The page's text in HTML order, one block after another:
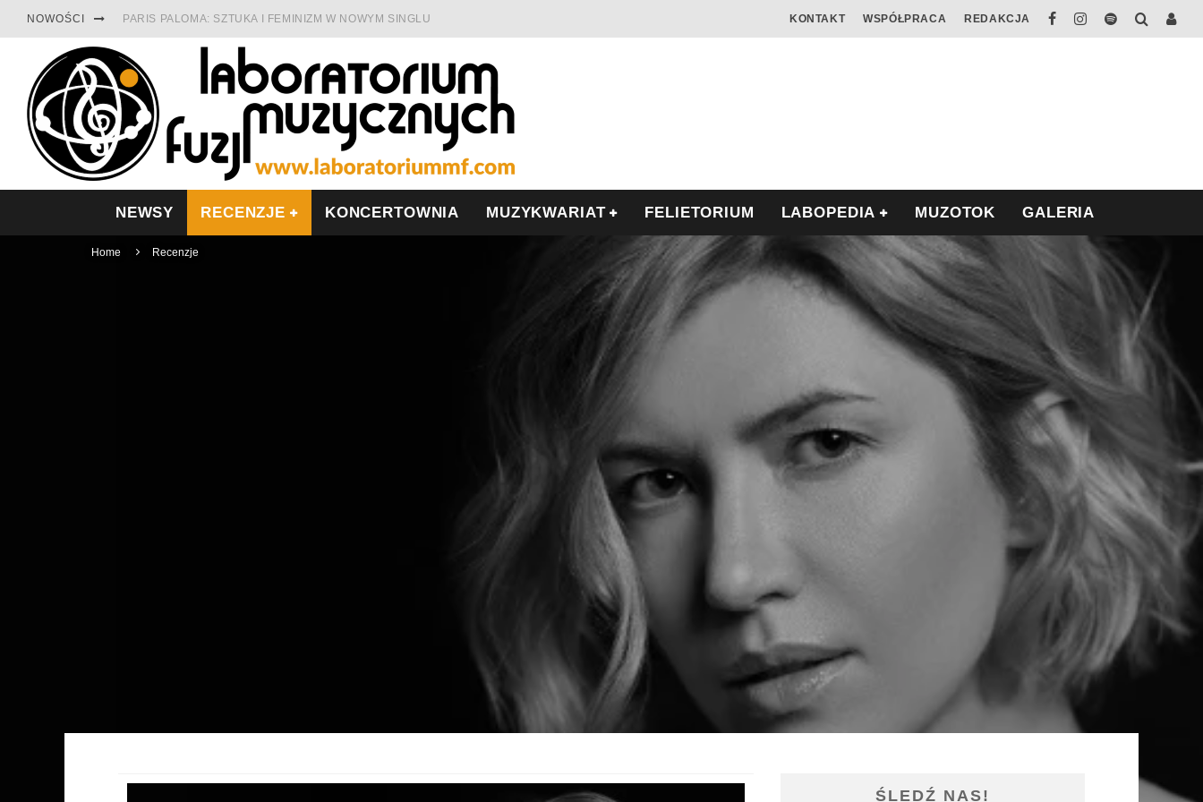
NOWOŚCI PARIS PALOMA: SZTUKA I FEMINIZM W NOWYM SINGLU
TABULA RASA Z SINGLEM DIAMENTY. SAMOTNOŚĆ I OPÓR
CINNAMON GUM MIĘDZY SOULEM A PAMIĘCIĄ
FRANCUSKI PROG METAL WEDŁUG DUALISIS
LESZEK KUŁAKOWSKI NAGRAŁ JAZZFONIĘ O POLSCE
KONTAKT WSPÓŁPRACA REDAKCJA
NEWSY RECENZJE KONCERTOWNIA MUZYKWARIAT FELIETORIUM LABOPEDIA MUZOTOK GALERIA
Home Recenzje
ŚLEDŹ NAS!